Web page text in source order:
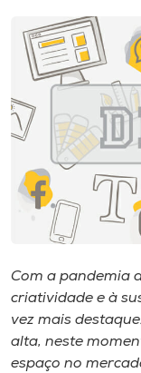
Cultura
Biblioteca
Editora
Museu
Unoesc
Com a pandemia
criatividade e à
vez mais
alta, neste
espaço no